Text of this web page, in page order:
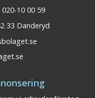
10 00 59
33 Danderyd